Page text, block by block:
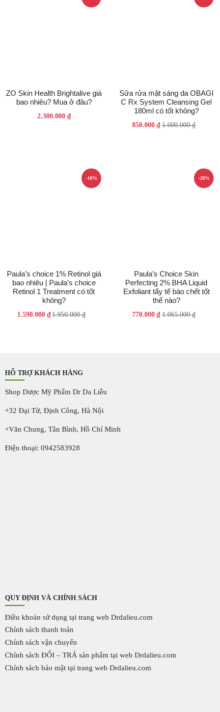
ZO Skin Health Brightalive giá
bao nhiêu? Mua ở đâu?
2.300.000 ₫
Sữa rửa mặt sáng da OBAGI
C Rx System Cleansing Gel
180ml có tốt không?
1.000.000₫
Giá
850.000₫
Giá
-18%
Paula’s choice 1% Retinol giá
bao nhiêu | Paula’s choice
Retinol 1 Treatment có tốt
không?
1.950.000₫
Giá
1.590.000 ₫ Giá
-28%
Paula’s Choice Skin
Perfecting 2% BHA Liquid
Exfoliant tẩy tế bào chết tốt
thế nào?
1.065.000₫
Giá
770.000₫
Giá
HỖ TRỢ KHÁCH HÀNG
Shop Dược Mỹ Phẩm Dr Da Liễu
+32 Đại Từ, Định Công, Hà Nội
+Văn Chung, Tân Bình, Hồ Chí Minh
Điện thoại: 0942583928
QUY ĐỊNH VÀ CHÍNH SÁCH
Điều khoản sử dụng tại trang web Drdalieu.com
Chính sách thanh toán
Chính sách vận chuyển
Chính sách ĐỔI – TRẢ sản phẩm tại web Drdalieu.com
Chính sách bảo mật tại trang web Drdalieu.com